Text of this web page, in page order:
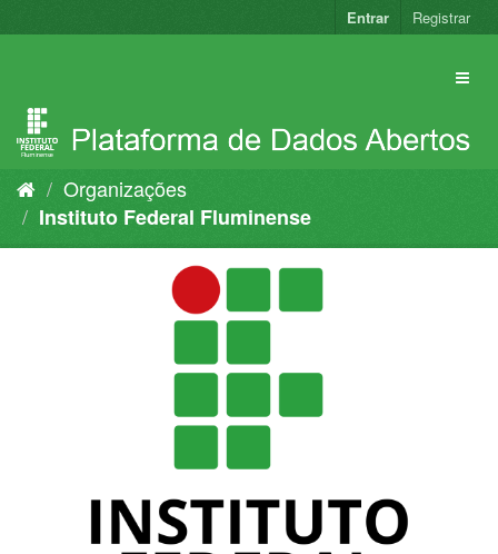
para
Entrar Registrar
Organizações
Instituto Federal Fluminense